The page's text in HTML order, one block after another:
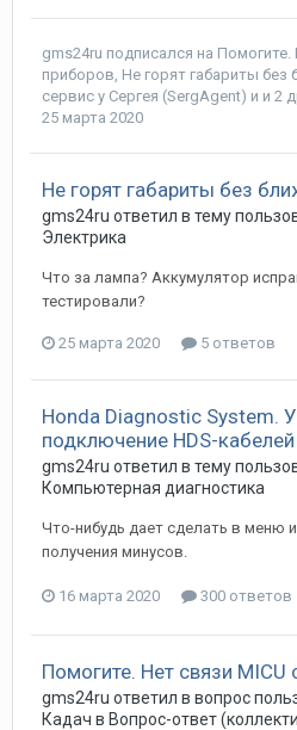
gms24ru подписался на Помогите.
приборов Не горят габариты без
сервис у Сергея (SergAgent) и и 2
25 марта 2020
Не горят габариты без
gms24ru ответил в тему
Электрика
Что за лампа? Аккумулятор
тестировали?
25 марта 2020 5 ответов
Honda Diagnostic System.
подключение HDS-
gms24ru ответил в тему
Компьютерная диагностика
Что-нибудь дает сделать в меню
получения минусов.
16 марта 2020 300 ответов
Помогите. Нет связи
gms24ru ответил в вопрос
Кадач в Вопрос-ответ